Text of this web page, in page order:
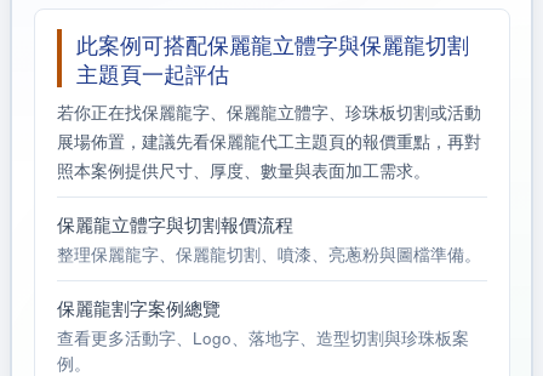
此案例可搭配保麗龍立體字與保麗龍切割
主題頁一起評估
若你正在找保麗龍字、保麗龍立體字、珍珠板切割或活動
展場佈置，建議先看保麗龍代工主題頁的報價重點，再對
照本案例提供尺寸、厚度、數量與表面加工需求。
保麗龍立體字與切割報價流程
整理保麗龍字、保麗龍切割、噴漆、亮蔥粉與圖檔準備。
保麗龍割字案例總覽
查看更多活動字、Logo、落地字、造型切割與珍珠板案
例。